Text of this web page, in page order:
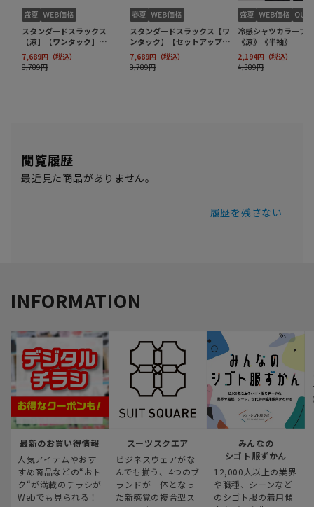
閲覧履歴
最近見た商品がありません。
履歴を残さない
INFORMATION
最新のお買い得情報
人気アイテムやおす
すめ商品などの“おト
ク“が満載のチラシが
Webでも見られる！
スーツスクエア
ビジネスウェアがな
んでも揃う、4つのブ
ランドが一体となっ
た新感覚の複合型ス
みんなの
シゴト服ずかん
12,000人以上の業界
や職種、シーンなど
のシゴト服の着用傾